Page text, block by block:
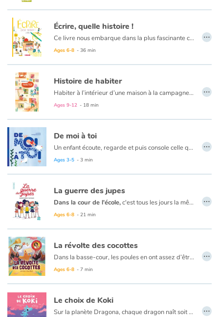
Écrire, quelle histoire !
Ce livre nous embarque dans la plus fascinante conquête de l'être humain : l'écriture. En effet, l'écrit garde la trace de nos activités, de nos lois, de nos idées à travers les siècles. Il note la parole, la musique ou la danse. C'est un puissant moyen d'expression, outil de domination ou symbole de résistance qui continue de se réinventer au XXIe siècle.
Ages 6-8 - 36 min
…
Histoire de habiter
Habiter à l’intérieur d’une maison à la campagne, d’une tente sur le bord d’un trottoir, d’une caravane sur la route…
Habiter, c’est vivre ensemble.
Ages 9-12 - 18 min
…
De moi à toi
Un enfant écoute, regarde et puis console celle qui bientôt sera son amie ; l’amie avec qui jouer et goûter la joie de partager. Un livre fait d’images et de mots, de poésie, et aussi de magie. Magie de petits bouts de vie à partager avec tendresse pour vivre ensemble, tout en délicatesse.
Ages 3-5 - 3 min
…
La guerre des jupes
Dans la cour de l'école,c'est tous les jours la même chose : Louise et ses amies sont victimes de Teddy et sa bande, dont le jeu préféré consiste à soulever les jupes des filles. Un jour, ces dernières décident d'unir leurs forces et créent un groupe d'action, le TPNJ (Touchez plus à nos jupes !). Ensemble, elles parviennent à faire réfléchir les garçons et à mettre fin à ce jeu sexiste.
Ages 6-8 - 21 min
…
La révolte des cocottes
Dans la basse-cour, les poules en ont assez d’être les seules à nettoyer le nid et à couver pendant que le coq et les poulets se pavanent la crête en l’air. Menées par Charlotte, elles manifestent et font la grève pour que ça change.
Ages 6-8 - 7 min
…
Le choix de Koki
Sur la planète Dragona, chaque dragon naît soit bleu, soit rose, et se comporte selon sa couleur. C'est comme ça depuis toujours. Jusqu'au jour où le jeune Koki lance un pavé dans mare : il veut faire ce qui lui plaît et qui le rend heureux, qu'importe sa couleur !
…